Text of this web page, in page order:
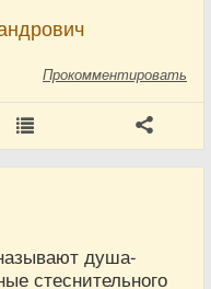
Прокомментировать
душа-
стеснительного